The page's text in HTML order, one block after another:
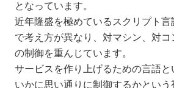
となっています。
近年隆盛を極めているスクリプト
で考え方が異なり、対マシン、対
の制御を重んじています。
サービスを作り上げるための言語
いかに思い通りに制御するかとい